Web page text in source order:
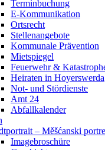
Terminbuchung
E-Kommunikation
Ortsrecht
Stellenangebote
Kommunale Prävention
Mietspiegel
Feuerwehr &
Heiraten in Hoyerswerda
Not- und Stördienste
Amt 24
Abfallkalender
– Měšćanski
Imagebroschüre